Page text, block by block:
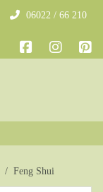
06022 / 66 210
Feng Shui